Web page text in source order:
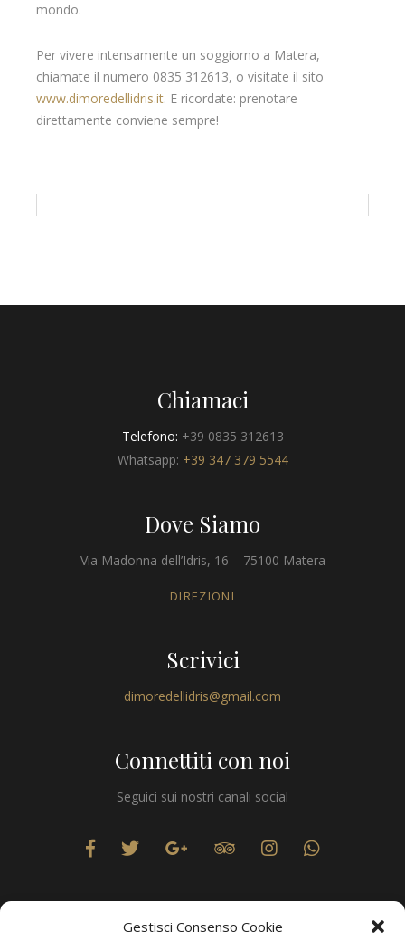
Gestisci Consenso Cookie
mondo.
Per vivere intensamente un soggiorno a Matera,
chiamate il numero 0835 312613, o visitate il sito
www.dimoredellidris.it. E ricordate: prenotare
direttamente conviene sempre!
Chiamaci
Telefono: +39 0835 312613
Whatsapp: +39 347 379 5544
Dove Siamo
Via Madonna dell’Idris, 16 – 75100 Matera
DIREZIONI
Scrivici
dimoredellidris@gmail.com
Connettiti con noi
Seguici sui nostri canali social